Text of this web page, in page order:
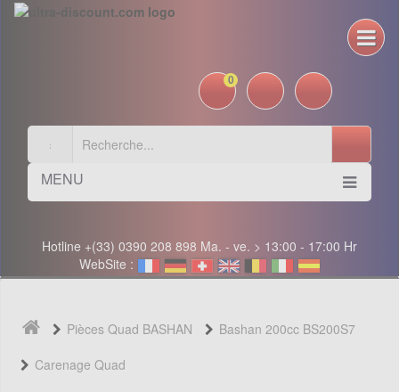
0
MENU
Hotline +(33) 0390 208 898 Ma. - ve. > 13:00 - 17:00 Hr
WebSite :
Pièces Quad BASHAN
Bashan 200cc BS200S7
Carenage Quad